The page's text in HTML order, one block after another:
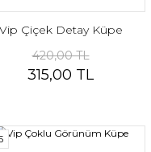
Vip Çiçek Detay Küpe
420,00 TL
315,00 TL